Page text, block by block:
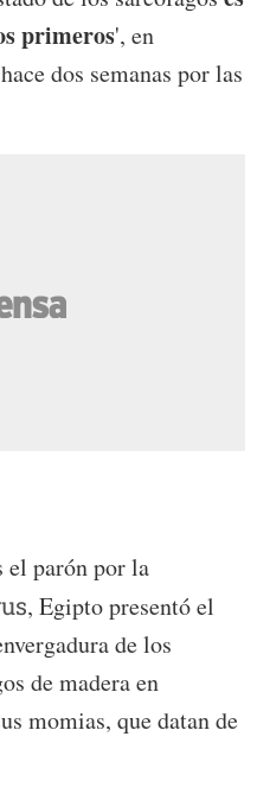
primeros', en
dos semanas por las
el parón por la
, Egipto presentó el
de los
de madera en
momias, que datan de